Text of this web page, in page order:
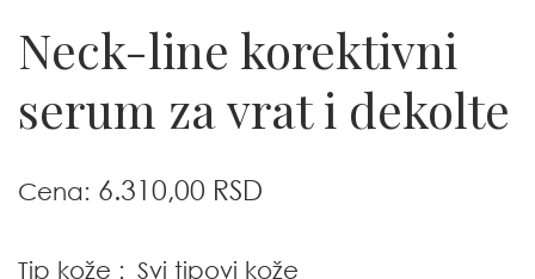
Neck-line korektivni
serum za vrat i dekolte
Cena: 6.310,00 RSD
Tip kože : Svi tipovi kože